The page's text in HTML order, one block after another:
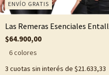
ENVÍO GRATIS
Las Remeras Esenciales
$64.900,00
6 colores
3 cuotas sin interés de $21.633,33